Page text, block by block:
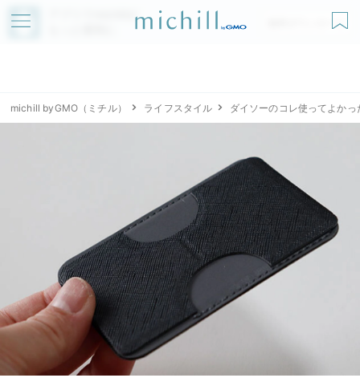
アプリでmichillが
無料ダウンロード
michill byGMO（ミチル） ライフスタイル ダイソーのコレ使ってよか